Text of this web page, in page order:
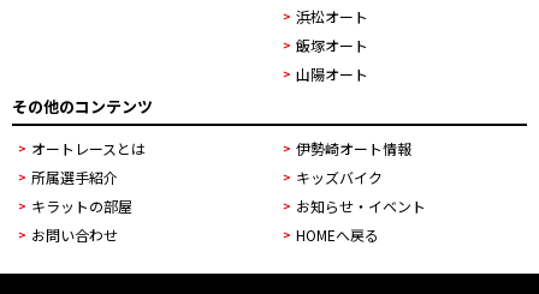
浜松オート
飯塚オート
山陽オート
その他のコンテンツ
オートレースとは
伊勢崎オート情報
所属選手紹介
キッズバイク
キラットの部屋
お知らせ・イベント
お問い合わせ
HOMEへ戻る